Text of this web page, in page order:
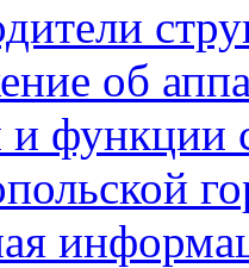
об
и функции